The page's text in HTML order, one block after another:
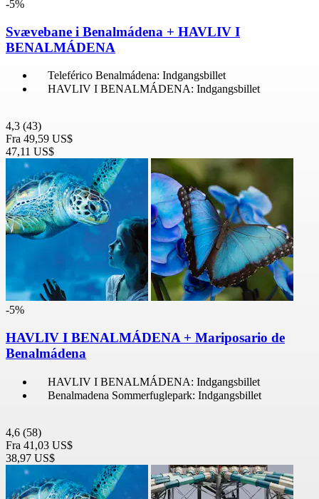
-5%
Svævebane i Benalmádena + HAVLIV I
BENALMÁDENA
Teleférico Benalmádena: Indgangsbillet
HAVLIV I BENALMÁDENA: Indgangsbillet
4,3 (43)
Fra 49,59 US$
47,11 US$
-5%
HAVLIV I BENALMÁDENA + Mariposario de
Benalmádena
HAVLIV I BENALMÁDENA: Indgangsbillet
Benalmadena Sommerfuglepark: Indgangsbillet
4,6 (58)
Fra 41,03 US$
38,97 US$